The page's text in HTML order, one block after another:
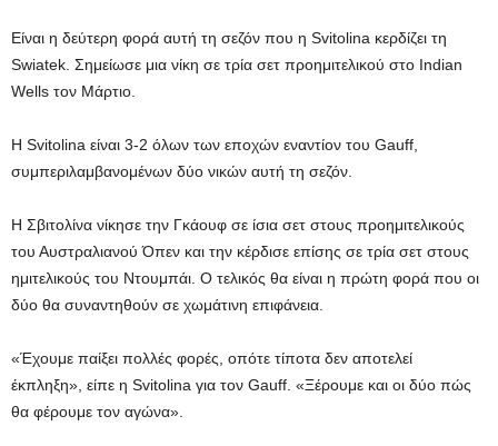
Είναι η δεύτερη φορά αυτή τη σεζόν που η Svitolina κερδίζει τη
Swiatek. Σημείωσε μια νίκη σε τρία σετ προημιτελικού στο Indian
Wells τον Μάρτιο.
Η Svitolina είναι 3-2 όλων των εποχών εναντίον του Gauff,
συμπεριλαμβανομένων δύο νικών αυτή τη σεζόν.
Η Σβιτολίνα νίκησε την Γκάουφ σε ίσια σετ στους προημιτελικούς
του Αυστραλιανού Όπεν και την κέρδισε επίσης σε τρία σετ στους
ημιτελικούς του Ντουμπάι. Ο τελικός θα είναι η πρώτη φορά που οι
δύο θα συναντηθούν σε χωμάτινη επιφάνεια.
«Έχουμε παίξει πολλές φορές, οπότε τίποτα δεν αποτελεί
έκπληξη», είπε η Svitolina για τον Gauff. «Ξέρουμε και οι δύο πώς
θα φέρουμε τον αγώνα».